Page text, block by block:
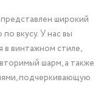
широкий
вкусу. У нас вы
в винтажном стиле,
шарм, а также
подчеркивающую